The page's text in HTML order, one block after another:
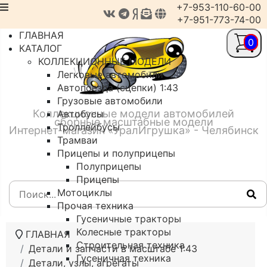
Коллекционные модели автомобилей
сборные масштабные модели
Интернет-магазин «УралИгрушка» - Челябинск
+7-953-110-60-00
+7-951-773-74-00
ГЛАВНАЯ
КАТАЛОГ
КОЛЛЕКЦИОННЫЕ МОДЕЛИ
Легковые автомобили
Автопоезда (сцепки) 1:43
Грузовые автомобили
Автобусы
Троллейбусы
Трамваи
Прицепы и полуприцепы
Полуприцепы
Прицепы
Мотоциклы
Прочая техника
Гусеничные тракторы
Колесные тракторы
Строительная техника
Гусеничная техника
ГЛАВНАЯ
Детали и запчасти в масштабе 1:43
Детали, узлы, агрегаты
0